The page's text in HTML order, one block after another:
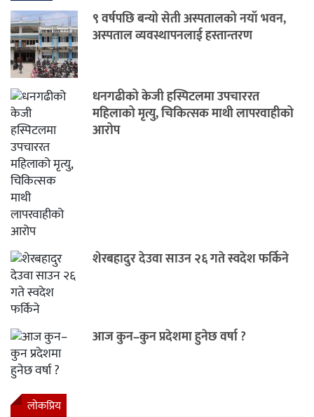
९ वर्षपछि बन्यो सेती अस्पतालको नयाँ भवन,
अस्पताल व्यवस्थापनलाई हस्तान्तरण
धनगढीको केजी हस्पिटलमा उपचाररत
महिलाको मृत्यु, चिकित्सक माथी लापरवाहीको
आरोप
शेरबहादुर देउवा साउन २६ गते स्वदेश फर्किने
आज कुन–कुन प्रदेशमा हुनेछ वर्षा ?
लाेकप्रिय